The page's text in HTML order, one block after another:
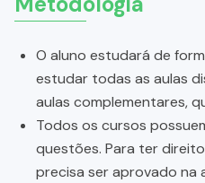
O aluno estudará de
estudar todas as aulas
aulas complementares,
Todos os cursos
questões. Para ter
precisa ser aprovado na